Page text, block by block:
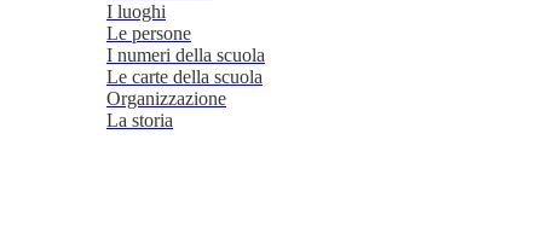
I luoghi
Le persone
I numeri della scuola
Le carte della scuola
Organizzazione
La storia